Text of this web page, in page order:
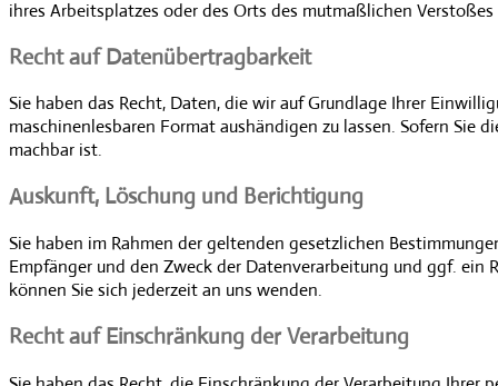
ihres Arbeitsplatzes oder des Orts des mutmaßlichen
Recht auf Daten­übertrag­barkeit
Sie haben das Recht, Daten, die wir auf Grundlage Ihrer
maschinenlesbaren Format aushändigen zu lassen. Sofern
machbar ist.
Auskunft, Löschung und Berichtigung
Sie haben im Rahmen der geltenden gesetzlichen
Empfänger und den Zweck der Datenverarbeitung und ggf. ein
können Sie sich jederzeit an uns wenden.
Recht auf Einschränkung der Verarbeitung